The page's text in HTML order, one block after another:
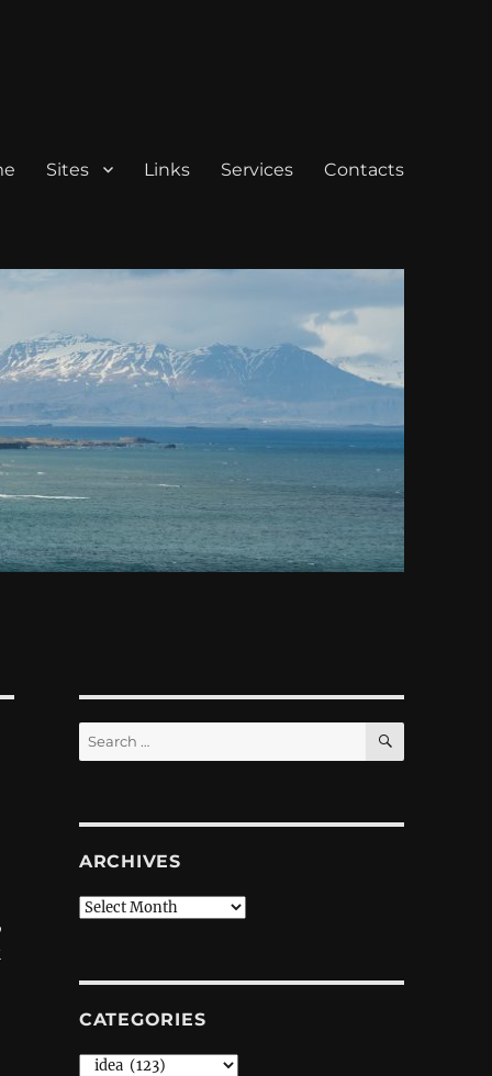
Sites Links Services Contacts
Search
for:
SEARCH
ARCHIVES
Archives
CATEGORIES
Categories